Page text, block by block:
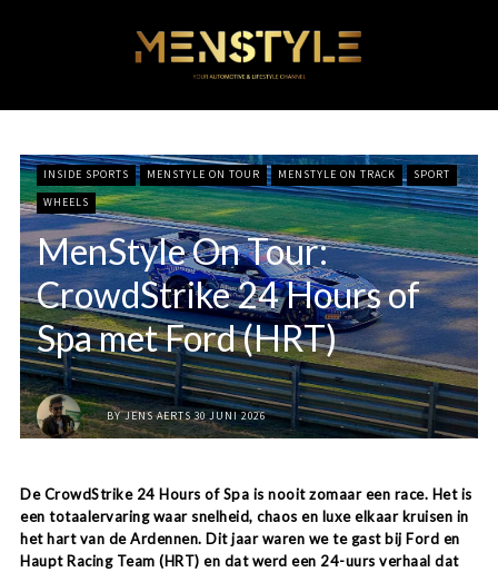
INSIDE SPORTS MENSTYLE ON TOUR MENSTYLE ON TRACK
SPORT
WHEELS
MenStyle On Tour:
CrowdStrike 24 Hours of
Spa met Ford (HRT)
BY JENS AERTS 30 JUNI 2026
De CrowdStrike 24 Hours of Spa is nooit zomaar een race. Het is
een totaalervaring waar snelheid, chaos en luxe elkaar kruisen in
het hart van de Ardennen. Dit jaar waren we te gast bij Ford en
Haupt Racing Team (HRT) en dat werd een 24-uurs verhaal dat